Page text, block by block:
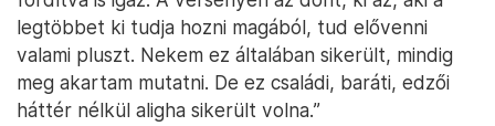
legtöbbet ki tudja hozni magából, tud elővenni
valami pluszt. Nekem ez általában sikerült, mindig
meg akartam mutatni. De ez családi, baráti, edzői
háttér nélkül aligha sikerült volna.”